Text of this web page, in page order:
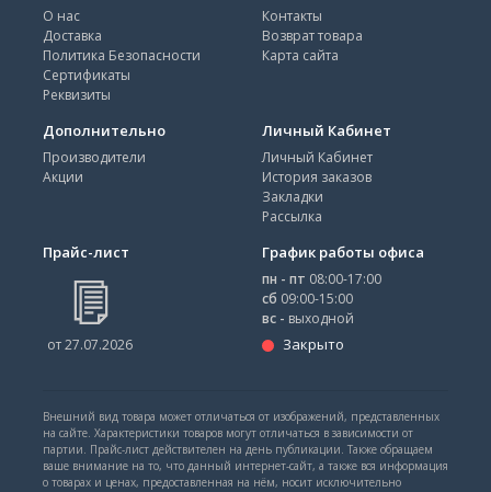
О нас
Доставка
Политика Безопасности
Сертификаты
Реквизиты
Контакты
Возврат товара
Карта сайта
Дополнительно
Производители
Акции
Личный Кабинет
Личный Кабинет
История заказов
Закладки
Рассылка
Прайс-лист
от 27.07.2026
График работы офиса
пн - пт 08:00-17:00
сб 09:00-15:00
вс - выходной
Закрыто
Внешний вид товара может отличаться от изображений, представленных
на сайте. Характеристики товаров могут отличаться в зависимости от
партии. Прайс-лист действителен на день публикации. Также обращаем
ваше внимание на то, что данный интернет-сайт, а также вся информация
о товарах и ценах, предоставленная на нём, носит исключительно